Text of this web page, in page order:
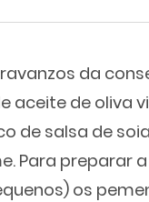
da
aceite de oliva
de salsa de
Para preparar
os